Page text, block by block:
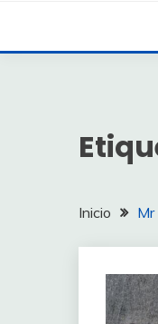
Inicio